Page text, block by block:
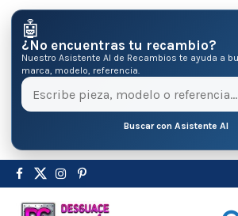
🤖
¿No encuentras tu recambio?
Nuestro Asistente AI de Recambios te ayuda a
marca, modelo, referencia.
Buscar con Asistente AI